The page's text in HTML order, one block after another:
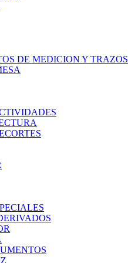
DE MEDICION Y TRAZOS